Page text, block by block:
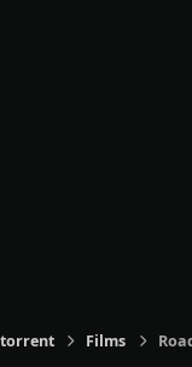
torrent Films